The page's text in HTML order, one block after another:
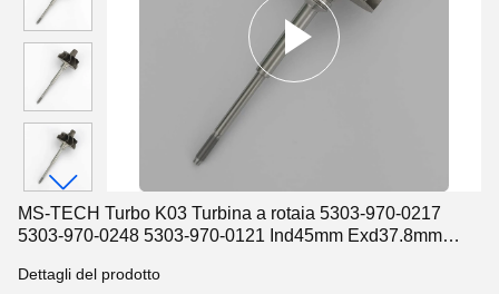
MS-TECH Turbo K03 Turbina a rotaia 5303-970-0217
5303-970-0248 5303-970-0121 Ind45mm Exd37.8mm
Dettagli del prodotto